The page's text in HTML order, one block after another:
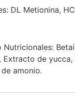
DL Metionina,
Nutricionales:
Extracto de
amonio.